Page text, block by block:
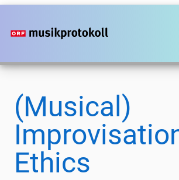
Direkt
zum
(Musical)
Ethics